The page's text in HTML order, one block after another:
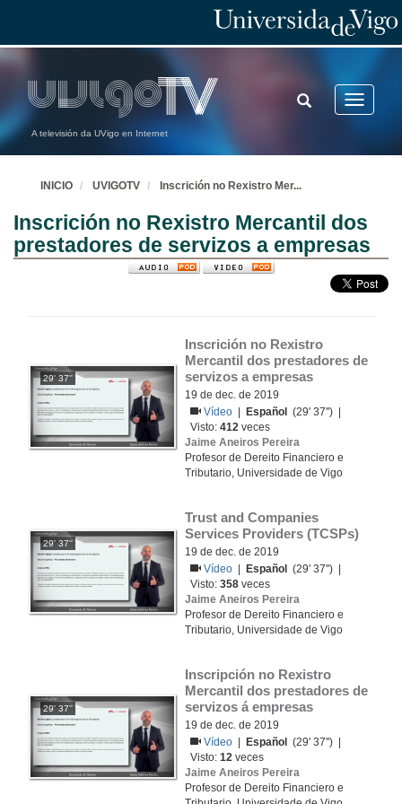
A televisión da UVigo en Internet
Toggle
TOGGLE
SEARCH
INICIO UVIGOTV Inscrición no Rexistro Mer...
Inscrición no Rexistro Mercantil dos
prestadores de servizos a empresas
29' 37''
Inscrición no Rexistro
Mercantil dos prestadores de
servizos a empresas
19 de dec. de 2019
Vídeo
Español
(29' 37'') |
Visto:412 veces
Jaime Aneiros Pereira
Profesor de Dereito Financiero e
Tributario, Universidade de Vigo
29' 37''
Trust and Companies
Services Providers (TCSPs)
19 de dec. de 2019
Vídeo
Español
(29' 37'') |
Visto:358 veces
Jaime Aneiros Pereira
Profesor de Dereito Financiero e
Tributario, Universidade de Vigo
29' 37''
Inscripción no Rexistro
Mercantil dos prestadores de
servizos á empresas
19 de dec. de 2019
Vídeo
Español
(29' 37'') |
Visto:12 veces
Jaime Aneiros Pereira
Profesor de Dereito Financiero e